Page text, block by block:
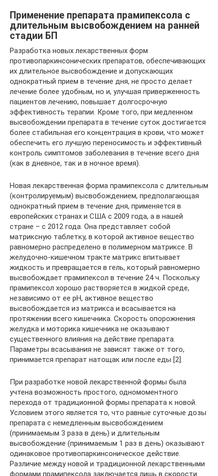
Применение препарата прамипексола с
длительным высвобождением на ранней
стадии БП
Разработка новых лекарственных форм
противопаркинсонических препаратов, обеспечивающих
их длительное высвобождение и допускающих
однократный прием в течение дня, не просто делает
лечение более удобным, но и, улучшая приверженность
пациентов лечению, повышает долгосрочную
эффективность терапии. Кроме того, при медленном
высвобождении препарата в течение суток достигается
более стабильная его концентрация в крови, что может
обеспечить его лучшую переносимость и эффективный
контроль симптомов заболевания в течение всего дня
(как в дневное, так и в ночное время).
Новая лекарственная форма прамипексола с длительным
(контролируемым) высвобождением, предполагающая
однократный прием в течение дня, применяется в
европейских странах и США с 2009 года, а в нашей
стране – с 2012 года. Она представляет собой
матриксную таблетку, в которой активное вещество
равномерно распределено в полимерном матриксе. В
желудочно-кишечном тракте матрикс впитывает
жидкость и превращается в гель, который равномерно
высвобождает прамипексол в течение 24 ч. Поскольку
прамипексол хорошо растворяется в жидкой среде,
независимо от ее pH, активное вещество
высвобождается из матрикса и всасывается на
протяжении всего кишечника. Скорость опорожнения
желудка и моторика кишечника не оказывают
существенного влияния на действие препарата.
Параметры всасывания не зависят также от того,
принимается препарат натощак или после еды [2].
При разработке новой лекарственной формы была
учтена возможность простого, одномоментного
перехода от традиционной формы препарата к новой.
Условием этого является то, что равные суточные дозы
препарата с немедленным высвобождением
(принимаемым 3 раза в день) и длительным
высвобождение (принимаемым 1 раз в день) оказывают
одинаковое противопаркинсоническое действие.
Различие между новой и традиционной лекарственными
формами прамипексола заключается лишь в скорости